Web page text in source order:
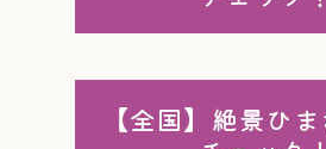
【全国】絶景ひ